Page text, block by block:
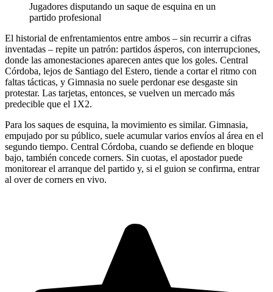
Jugadores disputando un saque de esquina en un
partido profesional
El historial de enfrentamientos entre ambos – sin recurrir a cifras
inventadas – repite un patrón: partidos ásperos, con interrupciones,
donde las amonestaciones aparecen antes que los goles. Central
Córdoba, lejos de Santiago del Estero, tiende a cortar el ritmo con
faltas tácticas, y Gimnasia no suele perdonar ese desgaste sin
protestar. Las tarjetas, entonces, se vuelven un mercado más
predecible que el 1X2.
Para los saques de esquina, la movimiento es similar. Gimnasia,
empujado por su público, suele acumular varios envíos al área en el
segundo tiempo. Central Córdoba, cuando se defiende en bloque
bajo, también concede corners. Sin cuotas, el apostador puede
monitorear el arranque del partido y, si el guion se confirma, entrar
al over de corners en vivo.